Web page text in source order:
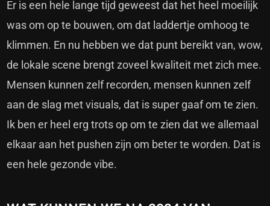
Er is een hele lange tijd geweest dat het heel moeilijk
was om op te bouwen, om dat laddertje omhoog te
klimmen. En nu hebben we dat punt bereikt van, wow,
de lokale scene brengt zoveel kwaliteit met zich mee.
Mensen kunnen zelf recorden, mensen kunnen zelf
aan de slag met visuals, dat is super gaaf om te zien.
Ik ben er heel erg trots op om te zien dat we allemaal
elkaar aan het pushen zijn om beter te worden. Dat is
een hele gezonde vibe.